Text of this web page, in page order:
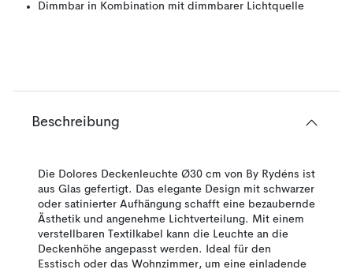
Dimmbar in Kombination mit dimmbarer Lichtquelle
Beschreibung
Die Dolores Deckenleuchte Ø30 cm von By Rydéns ist
aus Glas gefertigt. Das elegante Design mit schwarzer
oder satinierter Aufhängung schafft eine bezaubernde
Ästhetik und angenehme Lichtverteilung. Mit einem
verstellbaren Textilkabel kann die Leuchte an die
Deckenhöhe angepasst werden. Ideal für den
Esstisch oder das Wohnzimmer, um eine einladende